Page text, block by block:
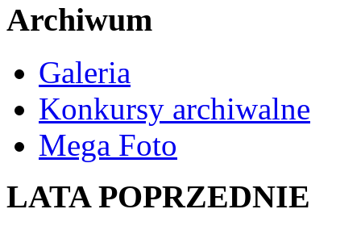
Archiwum
Galeria
Konkursy archiwalne
Mega Foto
LATA POPRZEDNIE